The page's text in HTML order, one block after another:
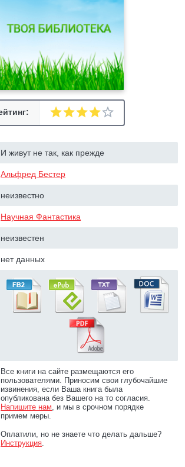
И живут не так, как прежде
Альфред Бестер
неизвестно
Научная Фантастика
неизвестен
нет данных
Все книги на сайте размещаются его
пользователями. Приносим свои глубочайшие
извинения, если Ваша книга была
опубликована без Вашего на то согласия.
Напишите нам, и мы в срочном порядке
примем меры.
Оплатили, но не знаете что делать дальше?
Инструкция.